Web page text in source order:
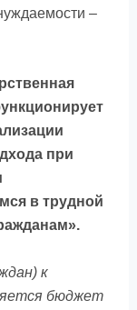
–
при
в трудной
к
бюджет